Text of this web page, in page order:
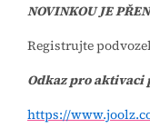
NOVINKOU JE
Registrujte
Odkaz pro aktivaci
https://